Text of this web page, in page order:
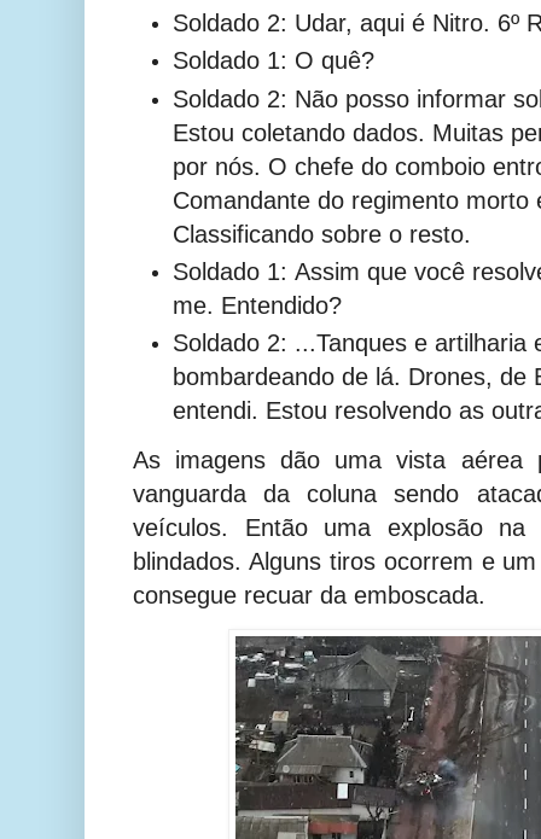
Soldado 2: Udar, aqui é Nitro. 6º
Soldado 1: O quê?
Soldado 2: Não posso informar
Estou coletando dados. Muitas
por nós. O chefe do comboio
Comandante do regimento morto
Classificando sobre o resto.
Soldado 1: Assim que você
me. Entendido?
Soldado 2: ...Tanques e artilharia
bombardeando de lá. Drones, de
entendi. Estou resolvendo as
As imagens dão umavista aérea
vanguarda da coluna sendo
veículos. Então uma explosão na
blindados. Alguns tiros ocorrem e
consegue recuar da emboscada.